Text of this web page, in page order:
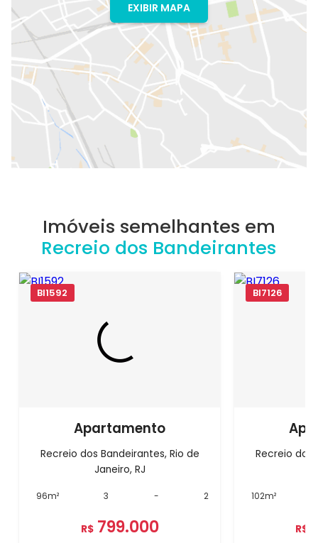
EXIBIR MAPA
Imóveis semelhantes em
Recreio dos Bandeirantes
BI1592
Apartamento
Recreio dos Bandeirantes, Rio de
Janeiro, RJ
96m² 3 - 2
R$ 799.000
BI7126
Recreio dos
102m²
R$